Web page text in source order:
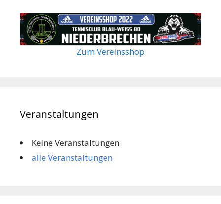
Zum Vereinsshop
Veranstaltungen
Keine Veranstaltungen
alle Veranstaltungen